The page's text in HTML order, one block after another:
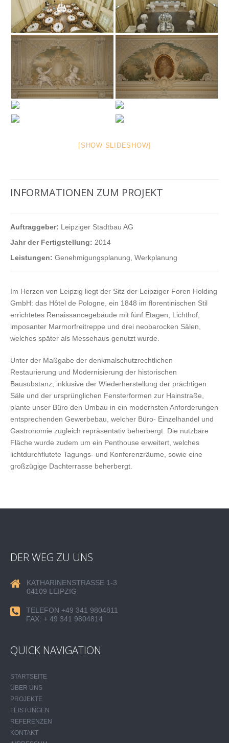
[SHOW SLIDESHOW]
INFORMATIONEN ZUM PROJEKT
Auftraggeber: Leipziger Stadtbau AG
Jahr der Fertigstellung: 2014
Leistungen: Genehmigungsplanung, Werkplanung
Im Herzen von Leipzig liegt der Sitz der Leipziger Foren Holding
GmbH: das Hôtel de Pologne, ein 1848 im florentinischen Stil
errichtetes Renaissancegebäude mit fünf Etagen, Lichthof,
imposanter Marmorfreitreppe und drei neobarocken Sälen,
welches später als Messehaus genutzt wurde.
Unter der Maßgabe der denkmalschutzrechtlichen
Restaurierung und Modernisierung der historischen
Bausubstanz, inklusive der Wiederherstellung der prächtigen
Säle und der ursprünglichen Fensterformen zur Hainstraße,
plante unser Büro den Umbau in ein modernsten Anforderungen
entsprechenden Gewerbebau, welcher Büro- Einzelhandel und
Gastronomie zugleich repräsentativ beherbergt. Die nutzbare
Fläche wurde zudem um ein Penthouse erweitert, welches
lichtdurchflutete Tagungs- und Konferenzräume, sowie eine
großzügige Dachterrasse beherbergt.
DER WEG ZU UNS
KATHARINENSTRASSE 1-3
04109 LEIPZIG
TELEFON +49 341 9804811
FAX: + 49 341 9804814
QUICK NAVIGATION
STARTSEITE
ÜBER UNS
PROJEKTE
LEISTUNGEN
REFERENZEN
KONTAKT